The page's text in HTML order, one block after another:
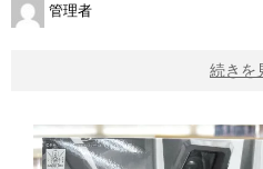
管理者
続きを